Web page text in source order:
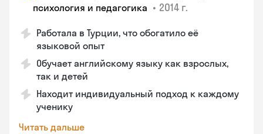
психология и педагогика • 2014 г.
Работала в Турции, что обогатило её
языковой опыт
Обучает английскому языку как взрослых,
так и детей
Находит индивидуальный подход к каждому
ученику
Читать дальше